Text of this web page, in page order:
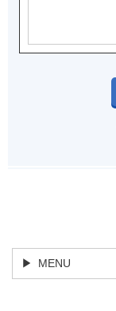
MENU